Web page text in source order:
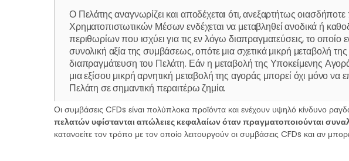
Οι συμβάσεις CFDs είναι πολύπλοκα προϊόντα και ενέχουν υψηλό κίνδυνο
πελατών υφίστανται απώλειες κεφαλαίων όταν πραγματοποιούνται
κατανοείτε τον τρόπο με τον οποίο λειτουργούν οι συμβάσεις CFDs και αν
Ο Πελάτης αναγνωρίζει και αποδέχεται ότι, ανεξαρτήτως
Χρηματοπιστωτικών Μέσων ενδέχεται να μεταβληθεί ανοδικά ή
περιθωρίων που ισχύει για τις εν λόγω διαπραγματεύσεις, το
συνολική αξία της συμβάσεως, οπότε μια σχετικά μικρή μεταβολή
διαπραγμάτευση του Πελάτη. Εάν η μεταβολή της Υποκείμενης
μια εξίσου μικρή αρνητική μεταβολή της αγοράς μπορεί όχι μόνο
Πελάτη σε σημαντική περαιτέρω ζημία.
Ρευστότητα
Ορισμένα από τα Υποκείμενα Περιουσιακά Στοιχεία ενδέχεται να